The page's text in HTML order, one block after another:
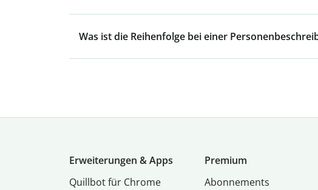
Was ist die Reihenfolge bei einer
Erweiterungen & Apps
Quillbot für Chrome
Premium
Abon­ne­ments